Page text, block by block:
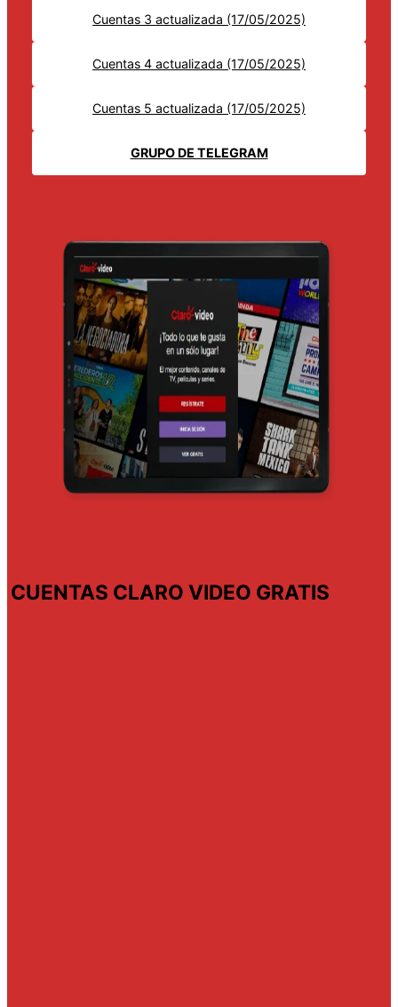
Cuentas 3 actualizada (17/05/2025)
Cuentas 4 actualizada (17/05/2025)
Cuentas 5 actualizada (17/05/2025)
GRUPO DE TELEGRAM
CUENTAS CLARO VIDEO GRATIS